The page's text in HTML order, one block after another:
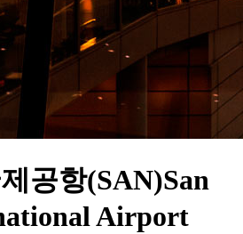
공항(SAN)San
Airport